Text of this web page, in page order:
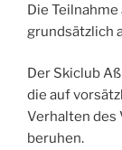
Die
grundsätzlich
Der Skiclub
die auf
Verhalten des
beruhen.